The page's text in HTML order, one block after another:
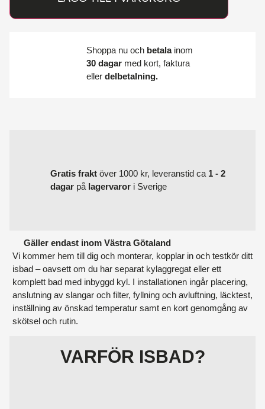
Shoppa nu och betalainom
30 dagar med kort, faktura
eller delbetalning.
Gratis frakt över 1000 kr, leveranstid ca 1 - 2
dagar på lagervaror i Sverige
Gäller endast inom Västra Götaland
Vi kommer hem till dig och monterar, kopplar in och testkör ditt
isbad – oavsett om du har separat kylaggregat eller ett
komplett bad med inbyggd kyl. I installationen ingår placering,
anslutning av slangar och filter, fyllning och avluftning, läcktest,
inställning av önskad temperatur samt en kort genomgång av
skötsel och rutin.
VARFÖR ISBAD?